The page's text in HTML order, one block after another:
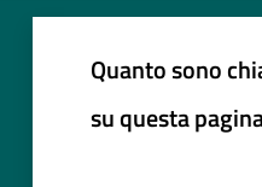
Quanto sono
su questa